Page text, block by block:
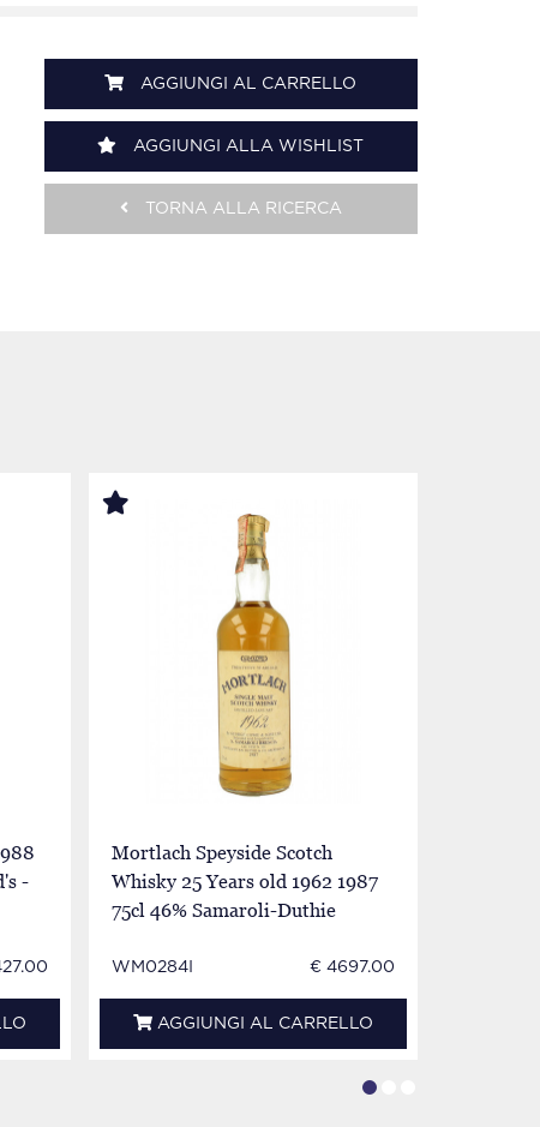
AGGIUNGI AL CARRELLO
AGGIUNGI ALLA WISHLIST
TORNA ALLA RICERCA
-
Mortlach Speyside Scotch
Whisky 25 Years old 1962 1987
75cl 46% Samaroli-Duthie
WM0284I € 4697.00
AGGIUNGI AL CARRELLO